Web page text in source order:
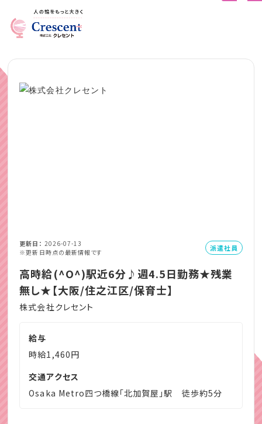
更新日
2026-07-13
※更新日時点の最新情報です
派遣社員
高時給(^O^)駅近6分♪週4.5日勤務★残業
無し★【大阪/住之江区/保育士】
株式会社クレセント
給与
時給1,460円
交通アクセス
Osaka Metro四つ橋線「北加賀屋」駅 徒歩約5分